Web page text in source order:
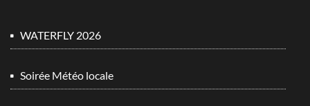
WATERFLY 2026
Soirée Météo locale